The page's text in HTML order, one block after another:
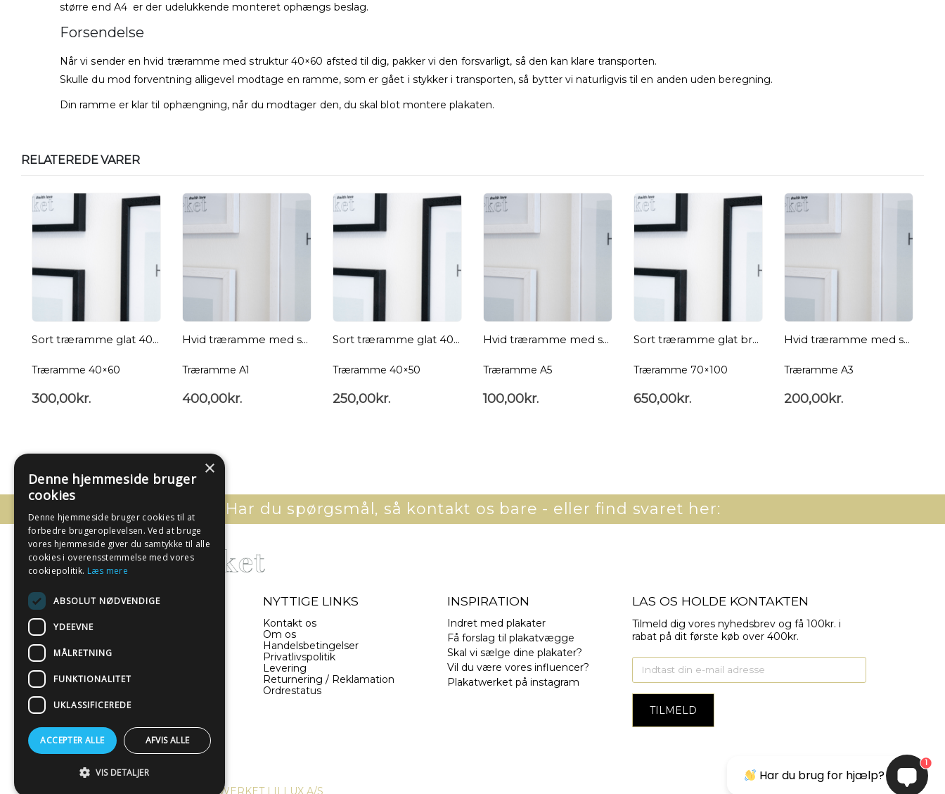
større end A4 er der udelukkende monteret ophængs beslag.
Forsendelse
Når vi sender en hvid træramme med struktur 40×60 afsted til dig, pakker vi den forsvarligt, så den kan klare transporten.
Skulle du mod forventning alligevel modtage en ramme, som er gået i stykker i transporten, så bytter vi naturligvis til en anden uden beregning.
Din ramme er klar til ophængning, når du modtager den, du skal blot montere plakaten.
RELATEREDE VARER
Sort træramme glat 40×60
Træramme 40×60
300,00kr.
Hvid træramme med struktur A1
Træramme A1
400,00kr.
Sort træramme glat 40×50
Træramme 40×50
250,00kr.
Hvid træramme med struktur A5
Træramme A5
100,00kr.
Sort træramme glat bred 70×100
Træramme 70×100
650,00kr.
Hvid træramme med struktur A3
Træramme A3
200,00kr.
Har du spørgsmål, så kontakt os bare - eller find svaret her:
- EN DEL AF ILLUX A/S
Sverigesvej 11
8660 Skanderborg
NYTTIGE LINKS
Kontakt os
Om os
Handelsbetingelser
Privatlivspolitik
Levering
Returnering / Reklamation
Ordrestatus
INSPIRATION
Indret med plakater
Få forslag til plakatvægge
Skal vi sælge dine plakater?
Vil du være vores influencer?
Plakatwerket på instagram
LAS OS HOLDE KONTAKTEN
Tilmeld dig vores nyhedsbrev og få 100kr. i
rabat på dit første køb over 400kr.
COPYRIGHT © 2024, PLAKATWERKET | ILLUX A/S
Har du brug for hjælp?
1
×
Denne hjemmeside bruger
cookies
Denne hjemmeside bruger cookies til at
forbedre brugeroplevelsen. Ved at bruge
vores hjemmeside giver du samtykke til alle
cookies i overensstemmelse med vores
cookiepolitik. Læs mere
ABSOLUT NØDVENDIGE
YDEEVNE
MÅLRETNING
FUNKTIONALITET
UKLASSIFICEREDE
ACCEPTER ALLE AFVIS ALLE
VIS DETALJER